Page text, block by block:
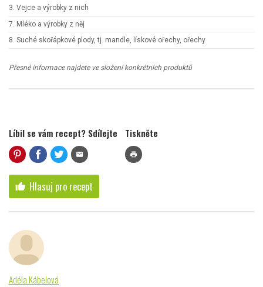
3. Vejce a výrobky z nich
7. Mléko a výrobky z něj
8. Suché skořápkové plody, tj. mandle, lískové ořechy, ořechy
Přesné informace najdete ve složení konkrétních produktů
Líbil se vám recept? Sdílejte
mail
Tiskněte
print
thumb_up Hlasuj pro recept
Adéla Kábelová